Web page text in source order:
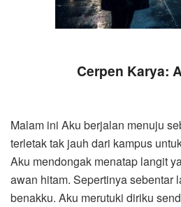
Cerpen Karya:
Malam ini Aku berjalan menuju
terletak tak jauh dari kampus
Aku mendongak menatap langit
awan hitam. Sepertinya sebentar
benakku. Aku merutuki diriku